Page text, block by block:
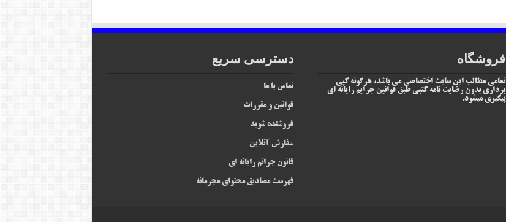
فروشگاه
تمامی مطالب این سایت اختصاصی می باشد، هرگونه کپی
برداری بدون رضایت نامه کتبی طبق قوانین جرایم رایانه ای
پیگیری میشود.
دسترسی سریع
تماس با ما
قوانین و مقررات
فروشنده شوید
سفارش آنلاین
قانون جرائم رایانه‌ ای
فهرست مصادیق محتوای مجرمانه